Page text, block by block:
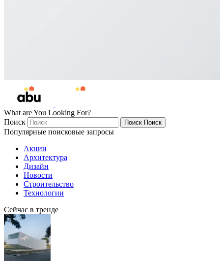
What are You Looking For?
Поиск
Поиск Поиск
Популярные поисковые запросы
Акции
Архитектура
Дизайн
Новости
Строительство
Технологии
Сейчас в тренде